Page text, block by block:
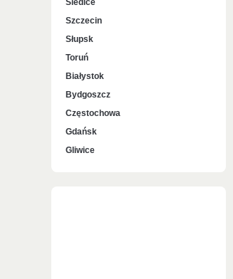
Siedlce
Szczecin
Słupsk
Toruń
Białystok
Bydgoszcz
Częstochowa
Gdańsk
Gliwice